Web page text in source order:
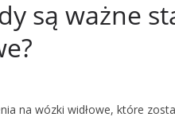
są ważne
na wózki widłowe, które